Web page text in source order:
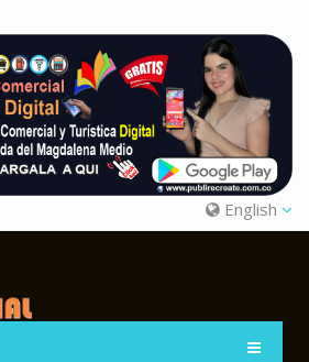
English